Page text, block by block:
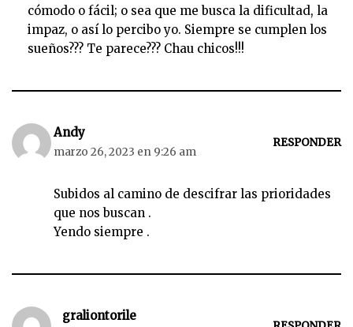
cómodo o fácil; o sea que me busca la dificultad, la
impaz, o así lo percibo yo. Siempre se cumplen los
sueños??? Te parece??? Chau chicos!!!
Andy
marzo 26, 2023 en 9:26 am
RESPONDER
Subidos al camino de descifrar las prioridades
que nos buscan .
Yendo siempre .
graliontorile